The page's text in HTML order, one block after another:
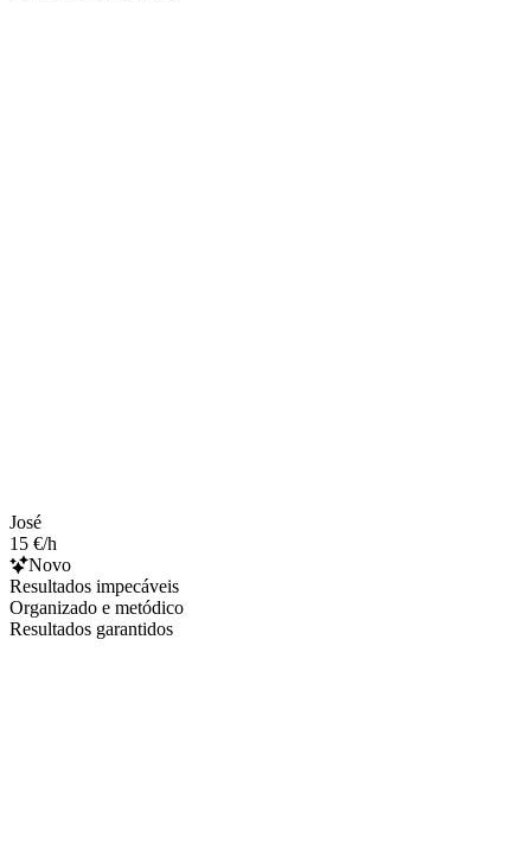
José
15 €/h
Novo
Resultados impecáveis
Organizado e metódico
Resultados garantidos